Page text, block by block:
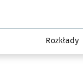
Rozkłady